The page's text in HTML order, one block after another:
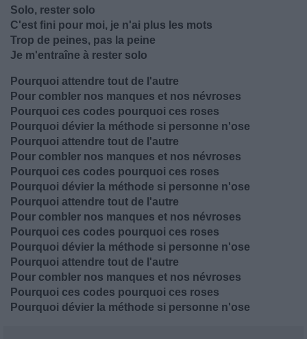
Solo, rester solo
C'est fini pour moi, je n'ai plus les mots
Trop de peines, pas la peine
Je m'entraîne à rester solo
Pourquoi attendre tout de l'autre
Pour combler nos manques et nos névroses
Pourquoi ces codes pourquoi ces roses
Pourquoi dévier la méthode si personne n'ose
Pourquoi attendre tout de l'autre
Pour combler nos manques et nos névroses
Pourquoi ces codes pourquoi ces roses
Pourquoi dévier la méthode si personne n'ose
Pourquoi attendre tout de l'autre
Pour combler nos manques et nos névroses
Pourquoi ces codes pourquoi ces roses
Pourquoi dévier la méthode si personne n'ose
Pourquoi attendre tout de l'autre
Pour combler nos manques et nos névroses
Pourquoi ces codes pourquoi ces roses
Pourquoi dévier la méthode si personne n'ose